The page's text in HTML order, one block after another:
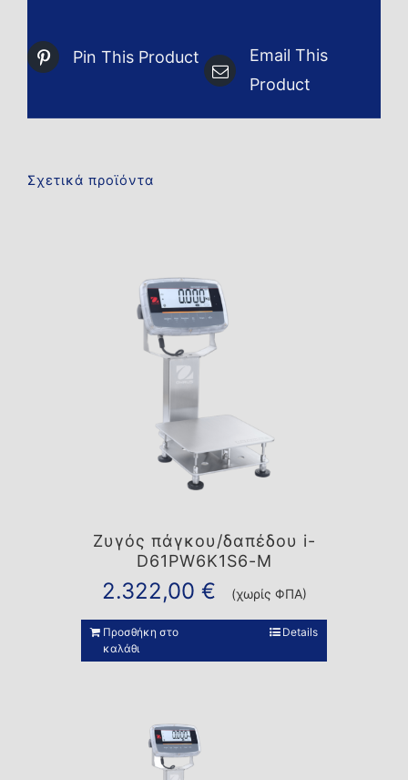
Pin This Product
Email This
Product
Σχετικά προϊόντα
Ζυγός πάγκου/δαπέδου i-
D61PW6K1S6-M
2.322,00 € (χωρίς ΦΠΑ)
Προσθήκη στο
καλάθι
Details